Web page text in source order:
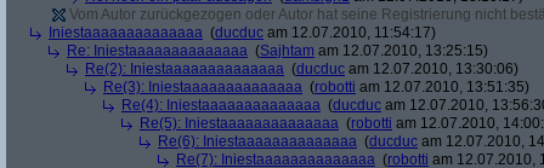
Vom Autor zurückgezogen oder Autor hat seine Registrierung nicht
Iniestaaaaaaaaaaaaaa (ducduc am 12.07.2010, 11:54:17)
Re: Iniestaaaaaaaaaaaaaa (Sajhtam am 12.07.2010, 13:25:15)
Re(2): Iniestaaaaaaaaaaaaaa (ducduc am 12.07.2010, 13:30:06)
Re(3): Iniestaaaaaaaaaaaaaa (robotti am 12.07.2010, 13:51:35)
Re(4): Iniestaaaaaaaaaaaaaa (ducduc am 12.07.2010,
Re(5): Iniestaaaaaaaaaaaaaa (robotti am 12.07.2010,
Re(6): Iniestaaaaaaaaaaaaaa (ducduc am 12.07.2010,
Re(7): Iniestaaaaaaaaaaaaaa (robotti am 12.07.2010,